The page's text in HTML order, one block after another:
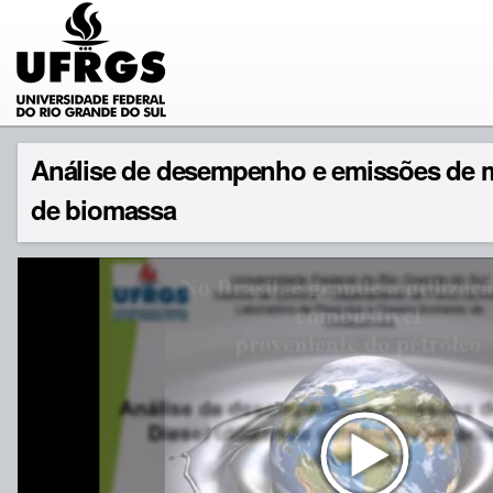
Análise de desempenho e emissões
de biomassa